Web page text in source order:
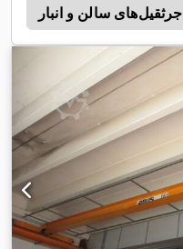
جرثقیل‌های سالن و انبار